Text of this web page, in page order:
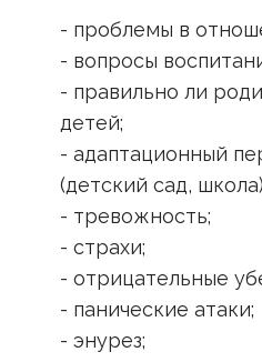
- проблемы в
- вопросы
- правильно ли
детей;
- адаптационный
(детский сад,
- тревожность;
- страхи;
- отрицательные
- панические атаки;
- энурез;